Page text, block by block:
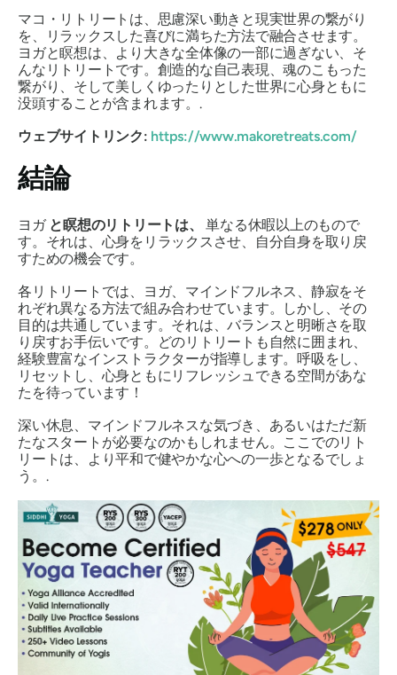
マコ・リトリートは、思慮深い動きと現実世界の繋がり
を、リラックスした喜びに満ちた方法で融合させます。
ヨガと瞑想は、より大きな全体像の一部に過ぎない、そ
んなリトリートです。創造的な自己表現、魂のこもった
繋がり、そして美しくゆったりとした世界に心身ともに
没頭することが含まれます。.
ウェブサイトリンク: https://www.makoretreats.com/
結論
ヨガ と瞑想のリトリートは、
単なる休暇以上のもので
す。それは、心身をリラックスさせ、自分自身を取り戻
すための機会です。
各リトリートでは、ヨガ、マインドフルネス、静寂をそ
れぞれ異なる方法で組み合わせています。しかし、その
目的は共通しています。それは、バランスと明晰さを取
り戻すお手伝いです。どのリトリートも自然に囲まれ、
経験豊富なインストラクターが指導します。呼吸をし、
リセットし、心身ともにリフレッシュできる空間があな
たを待っています！
深い休息、マインドフルネスな気づき、あるいはただ新
たなスタートが必要なのかもしれません。ここでのリト
リートは、より平和で健やかな心への一歩となるでしょ
う。.